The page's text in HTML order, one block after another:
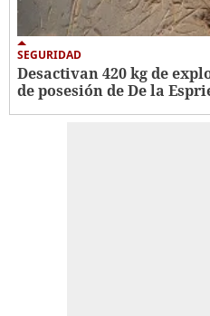
SEGURIDAD
Desactivan 420 kg de
de posesión de De la